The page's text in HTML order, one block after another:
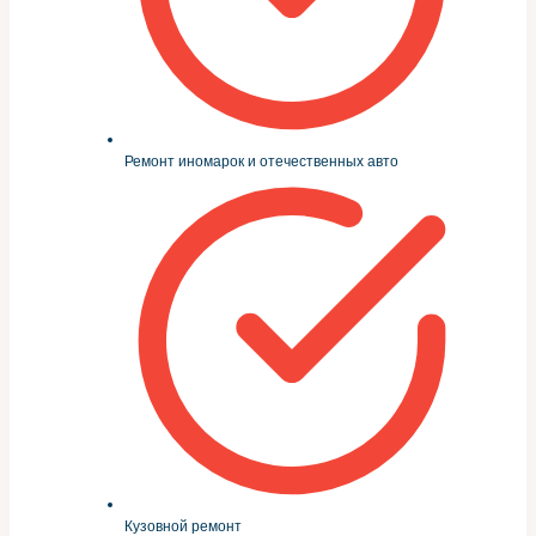
Ремонт иномарок и отечественных авто
Кузовной ремонт